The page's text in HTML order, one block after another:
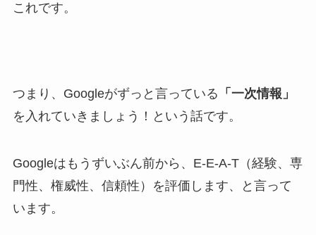
これです。
つまり、Googleがずっと言っている 「一次情報」
を入れていきましょう！という話です。
Googleはもうずいぶん前から、E-E-A-T（経験、専
門性、権威性、信頼性）を評価します、と言って
います。